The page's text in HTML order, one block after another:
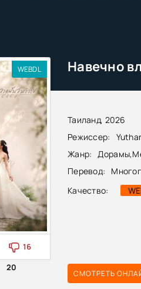
Навечно
Таиланд, 2026
Режиссер:
Жанр:
Дорамы,
Перевод:
Качество:
WEBDL
16
20
СМОТРЕТЬ